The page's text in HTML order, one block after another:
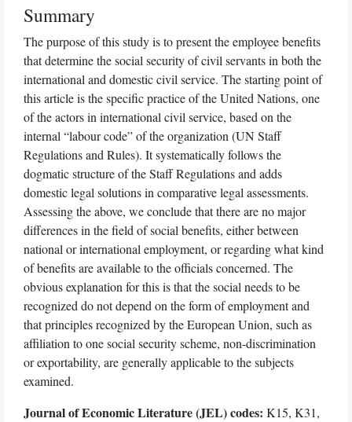
Summary
The purpose of this study is to present the employee benefits
that determine the social security of civil servants in both the
international and domestic civil service. The starting point of
this article is the specific practice of the United Nations, one
of the actors in international civil service, based on the
internal “labour code” of the organization (UN Staff
Regulations and Rules). It systematically follows the
dogmatic structure of the Staff Regulations and adds
domestic legal solutions in comparative legal assessments.
Assessing the above, we conclude that there are no major
differences in the field of social benefits, either between
national or international employment, or regarding what kind
of benefits are available to the officials concerned. The
obvious explanation for this is that the social needs to be
recognized do not depend on the form of employment and
that principles recognized by the European Union, such as
affiliation to one social security scheme, non-discrimination
or exportability, are generally applicable to the subjects
examined.
Journal of Economic Literature (JEL) codes: K15, K31,